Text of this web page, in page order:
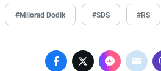
#Milorad Dodik #SDS #RS